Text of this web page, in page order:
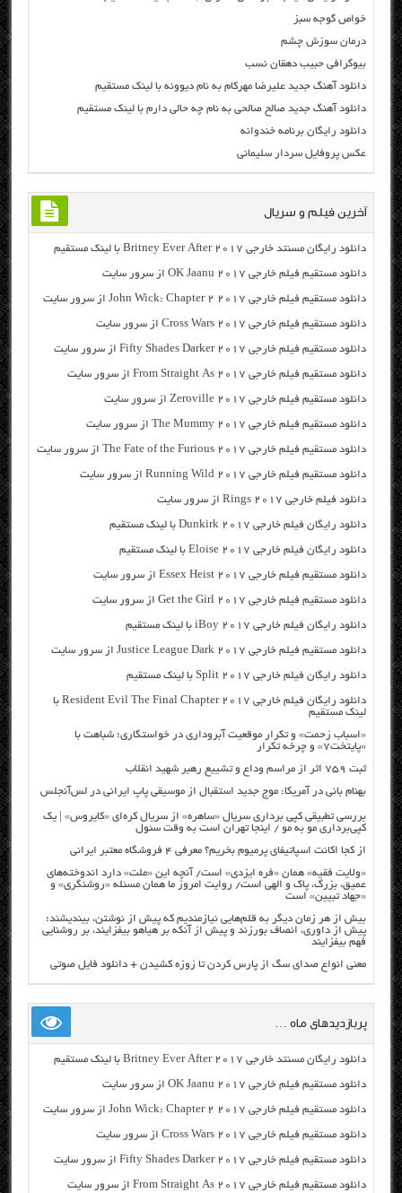
خواص گوجه سبز
درمان سوزش چشم
بیوگرافی حبیب دهقان نسب
دانلود آهنگ جدید علیرضا مهرکام به نام دیوونه با لینک مستقیم
دانلود آهنگ جدید صالح صالحی به نام چه حالی دارم با لینک مستقیم
دانلود رایگان برنامه خندوانه
عکس پروفایل سردار سلیمانی
آخرین فیلم و سریال
دانلود رایگان مسنتد خارجی Britney Ever After 2017 با لینک مستقیم
دانلود مستقیم فیلم خارجی OK Jaanu 2017 از سرور سایت
دانلود مستقیم فیلم خارجی John Wick: Chapter 2 2017 از سرور سایت
دانلود مستقیم فیلم خارجی Cross Wars 2017 از سرور سایت
دانلود مستقیم فیلم خارجی Fifty Shades Darker 2017 از سرور سایت
دانلود مستقیم فیلم خارجی From Straight As 2017 از سرور سایت
دانلود مستقیم فیلم خارجی Zeroville 2017 از سرور سایت
دانلود مستقیم فیلم خارجی The Mummy 2017 از سرور سایت
دانلود مستقیم فیلم خارجی The Fate of the Furious 2017 از سرور سایت
دانلود مستقیم فیلم خارجی Running Wild 2017 از سرور سایت
دانلود فیلم خارجی Rings 2017 از سرور سایت
دانلود رایگان فیلم خارجی Dunkirk 2017 با لینک مستقیم
دانلود رایگان فیلم خارجی Eloise 2017 با لینک مستقیم
دانلود مستقیم فیلم خارجی Essex Heist 2017 از سرور سایت
دانلود مستقیم فیلم خارجی Get the Girl 2017 از سرور سایت
دانلود رایگان فیلم خارجی iBoy 2017 با لینک مستقیم
دانلود مستقیم فیلم خارجی Justice League Dark 2017 از سرور سایت
دانلود رایگان فیلم خارجی Split 2017 با لینک مستقیم
دانلود رایگان فیلم خارجی Resident Evil The Final Chapter 2017 با
لینک مستقیم
«اسباب زحمت» و تکرار موقعیت آبروداری در خواستگاری؛ شباهت با
«پایتخت۷» و چرخه تکرار
ثبت ۷۵۹ اثر از مراسم وداع و تشییع رهبر شهید انقلاب
بهنام بانی در آمریکا: موج جدید استقبال از موسیقی پاپ ایرانی در لس‌آنجلس
بررسی تطبیقی کپی برداری سریال «ساهره» از سریال کره‌ای «کایروس» | یک
کپی‌برداری مو به مو / اینجا تهران است به وقت سئول
از کجا اکانت اسپاتیفای پرمیوم بخریم؟ معرفی ۴ فروشگاه معتبر ایرانی
«ولایت فقیه» همان «فره ایزدی» است/ آنچه این «ملت» دارد اندوخته‌های
عمیق، بزرگ، پاک و الهی است/ روایت امروز ما همان مسئله «روشنگری» و
«جهاد تبیین» است
بیش از هر زمان دیگر به قلم‌هایی نیازمندیم که پیش از نوشتن، بیندیشند؛
پیش از داوری، انصاف بورزند و پیش از آنکه بر هیاهو بیفزایند، بر روشنایی
فهم بیفزایند
معنی انواع صدای سگ از پارس کردن تا زوزه کشیدن + دانلود فایل صوتی
پربازدیدهای ماه …
دانلود رایگان مسنتد خارجی Britney Ever After 2017 با لینک مستقیم
دانلود مستقیم فیلم خارجی OK Jaanu 2017 از سرور سایت
دانلود مستقیم فیلم خارجی John Wick: Chapter 2 2017 از سرور سایت
دانلود مستقیم فیلم خارجی Cross Wars 2017 از سرور سایت
دانلود مستقیم فیلم خارجی Fifty Shades Darker 2017 از سرور سایت
دانلود مستقیم فیلم خارجی From Straight As 2017 از سرور سایت